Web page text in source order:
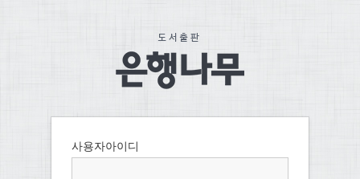
사용자아이디